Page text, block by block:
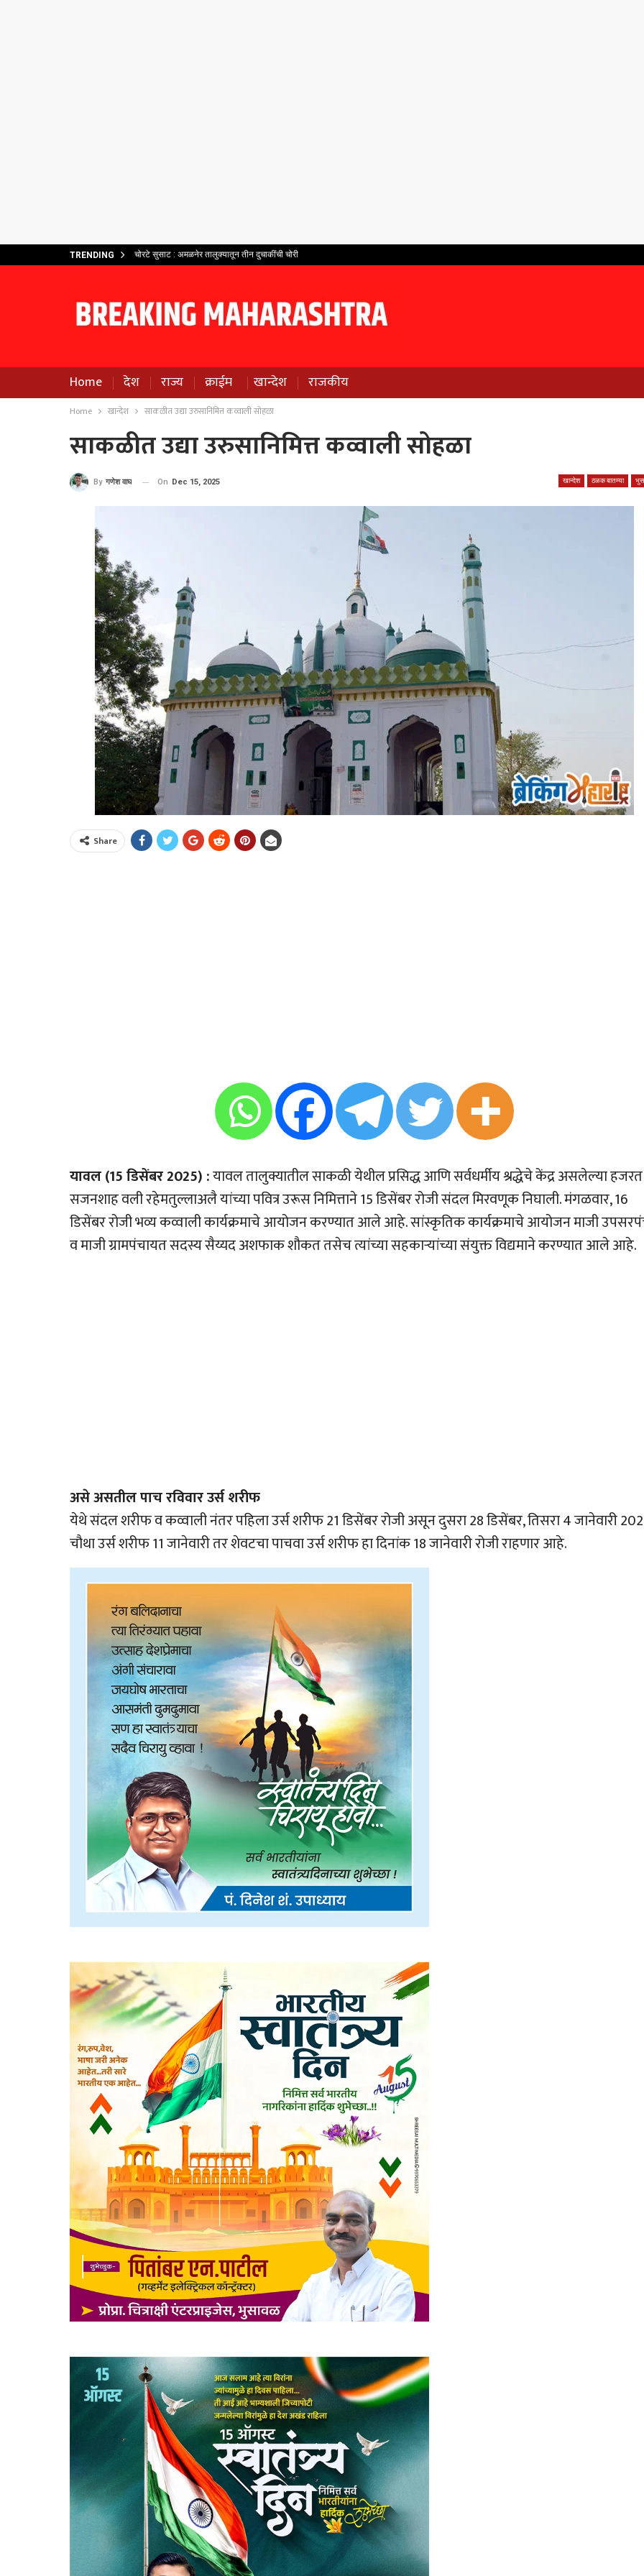
TRENDING चोरटे सुसाट : अमळनेर तालुक्यातून तीन दुचाकींची चोरी
Home देश राज्य क्राईम खान्देश राजकीय
Home खान्देश साकळीत उद्या उरुसानिमित्त कव्वाली सोहळा
साकळीत उद्या उरुसानिमित्त कव्वाली सोहळा
खान्देश ठळक बातम्या
By गणेश वाघ On Dec 15, 2025
Share
यावल (15 डिसेंबर 2025) :यावल तालुक्यातील साकळी येथील प्रसिद्ध आणि सर्वधर्मीय श्रद्धेचे केंद्र असलेल्या हजरत
सजनशाह वली रहेमतुल्लाअलै यांच्या पवित्र उरूस निमित्ताने 15 डिसेंबर रोजी संदल मिरवणूक निघाली. मंगळवार, 16
डिसेंबर रोजी भव्य कव्वाली कार्यक्रमाचे आयोजन करण्यात आले आहे. सांस्कृतिक कार्यक्रमाचे आयोजन माजी
व माजी ग्रामपंचायत सदस्य सैय्यद अशफाक शौकत तसेच त्यांच्या सहकार्‍यांच्या संयुक्त विद्यमाने करण्यात आले आहे.
असे असतील पाच रविवार उर्स शरीफ
येथे संदल शरीफ व कव्वाली नंतर पहिला उर्स शरीफ 21 डिसेंबर रोजी असून दुसरा 28 डिसेंबर, तिसरा 4 जानेवारी
चौथा उर्स शरीफ 11 जानेवारी तर शेवटचा पाचवा उर्स शरीफ हा दिनांक 18 जानेवारी रोजी राहणार आहे.